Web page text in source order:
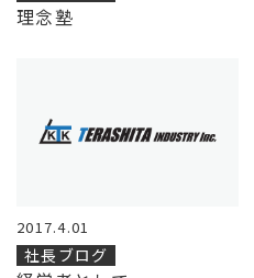
理念塾
2017.4.01
社長ブログ